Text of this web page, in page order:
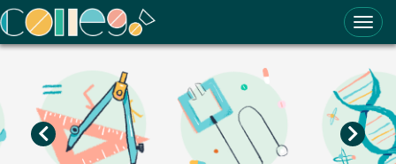
ColleGo! 大學選才與高中育才輔助系統